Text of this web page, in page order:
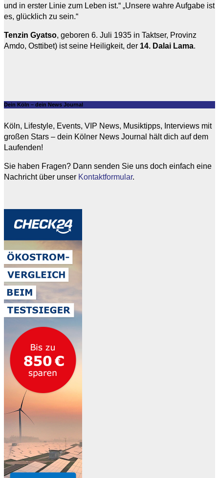
und in erster Linie zum Leben ist.“ „Unsere wahre Aufgabe ist
es, glücklich zu sein.“
Tenzin Gyatso, geboren 6. Juli 1935 in Taktser, Provinz
Amdo, Osttibet) ist seine Heiligkeit, der 14. Dalai Lama.
Dein Köln – dein News Journal
Köln, Lifestyle, Events, VIP News, Musiktipps, Interviews mit
großen Stars – dein Kölner News Journal hält dich auf dem
Laufenden!
Sie haben Fragen? Dann senden Sie uns doch einfach eine
Nachricht über unser Kontaktformular.